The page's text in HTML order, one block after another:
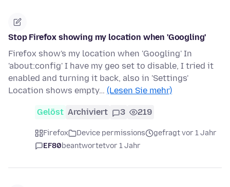
Stop Firefox showing my location when 'Googling'
Firefox show's my location when 'Googling' In
'about:config' I have my geo set to disable, I tried it
enabled and turning it back, also in 'Settings'
Location shows empty… (Lesen Sie mehr)
Gelöst Archiviert 3 219
Firefox Device permissions
gefragt vor 1 Jahr
EF80beantwortetvor 1 Jahr